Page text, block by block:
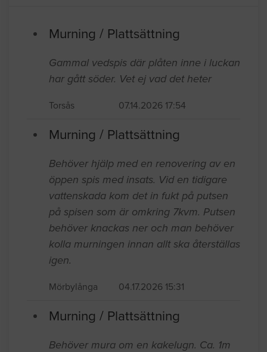
Murning / Plattsättning
Gammal vedspis där plåten inne i luckan
har gått söder. Vet ej vad det heter
Torsås 07.14.2026 17:54
Murning / Plattsättning
Behöver hjälp med en renovering av en
öppen spis med insats. Vid en tidigare
vattenskada kom det in fukt på putsen
på spisen som är omkring 7kvm. Putsen
behöver knackas ner och man behöver
kolla murningen innan allt ska återställas
igen.
Mörbylånga 04.17.2026 15:31
Murning / Plattsättning
Behöver mura om en kakelugn. Ca. 1m